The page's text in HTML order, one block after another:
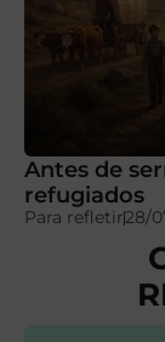
Antes de
refugiados
Para refletir28/